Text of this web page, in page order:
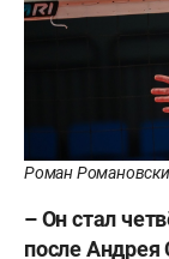
Роман
– Он стал
после